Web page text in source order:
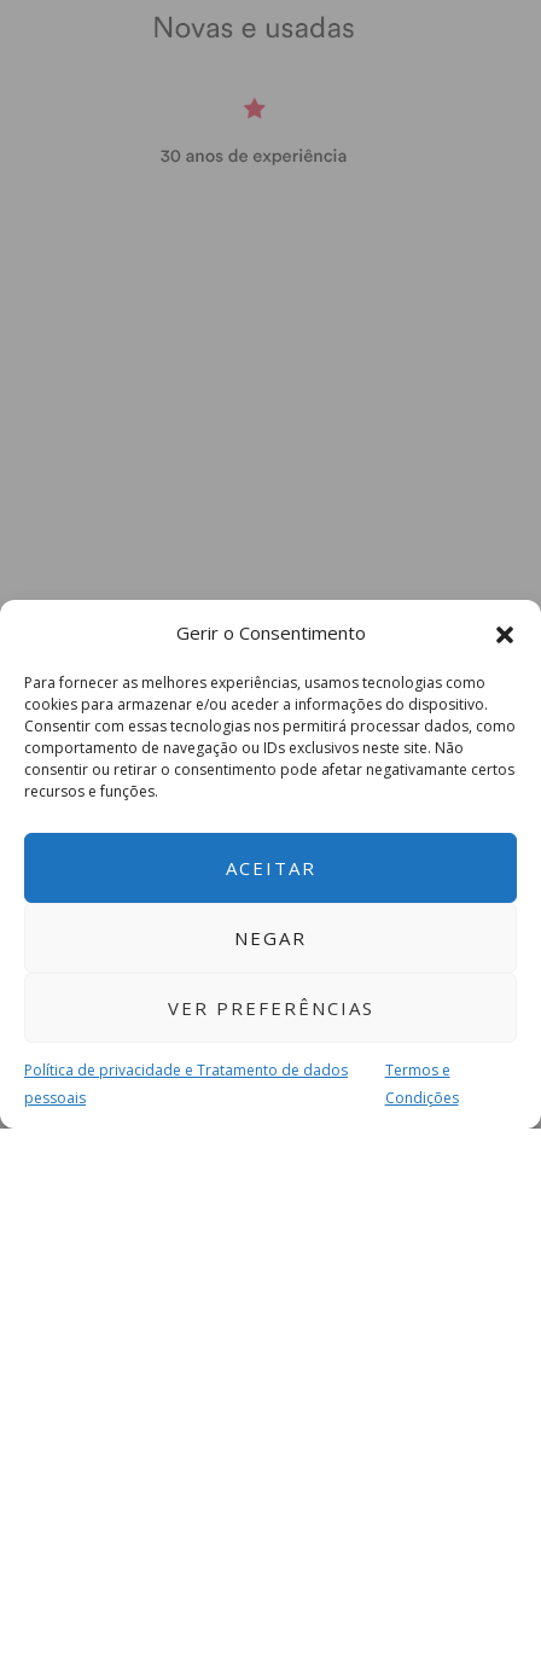
Gerir o Consentimento
Para fornecer as melhores experiências, usamos tecnologias como
cookies para armazenar e/ou aceder a informações do dispositivo.
Consentir com essas tecnologias nos permitirá processar dados, como
comportamento de navegação ou IDs exclusivos neste site. Não
consentir ou retirar o consentimento pode afetar negativamante certos
recursos e funções.
ACEITAR
NEGAR
VER PREFERÊNCIAS
Política de privacidade e Tratamento de dados
pessoais
Termos e
Condições